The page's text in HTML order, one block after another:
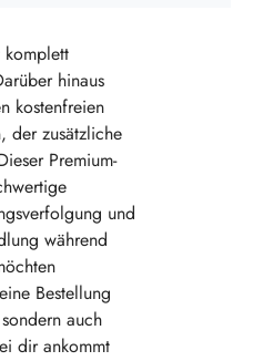
komplett
hinaus
kostenfreien
der zusätzliche
Premium-
und
während
Bestellung
auch
dir ankommt